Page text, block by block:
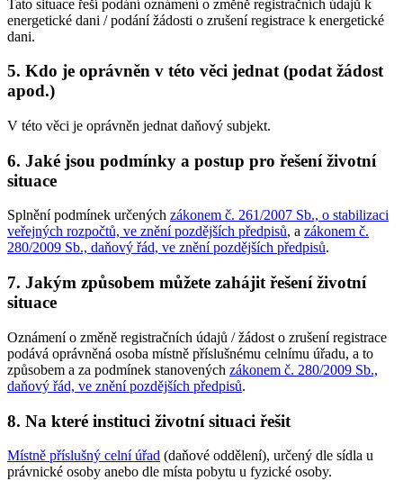
Tato situace řeší podání oznámení o změně registračních údajů k
energetické dani / podání žádosti o zrušení registrace k energetické
dani.
5. Kdo je oprávněn v této věci jednat (podat žádost
apod.)
V této věci je oprávněn jednat daňový subjekt.
6. Jaké jsou podmínky a postup pro řešení životní
situace
Splnění podmínek určených zákonem č. 261/2007 Sb., o stabilizaci
veřejných rozpočtů, ve znění pozdějších předpisů, a zákonem č.
280/2009 Sb., daňový řád, ve znění pozdějších předpisů.
7. Jakým způsobem můžete zahájit řešení životní
situace
Oznámení o změně registračních údajů / žádost o zrušení registrace
podává oprávněná osoba místně příslušnému celnímu úřadu, a to
způsobem a za podmínek stanovených zákonem č. 280/2009 Sb.,
daňový řád, ve znění pozdějších předpisů.
8. Na které instituci životní situaci řešit
Místně příslušný celní úřad (daňové oddělení), určený dle sídla u
právnické osoby anebo dle místa pobytu u fyzické osoby.